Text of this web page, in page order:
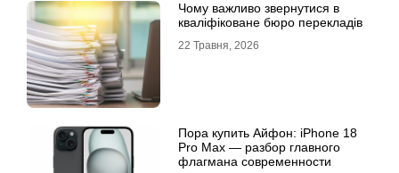
Чому важливо звернутися в
кваліфіковане бюро перекладів
22 Травня, 2026
Пора купить Айфон: iPhone 18
Pro Max — разбор главного
флагмана современности